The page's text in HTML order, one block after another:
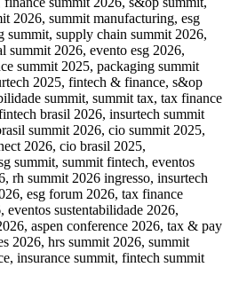
2026, summit manufacturing, esg
summit, supply chain summit 2026,
summit 2026, evento esg 2026,
summit 2025, packaging summit
2025, fintech & finance, s&op
summit, summit tax, tax finance
brasil 2026, insurtech summit
summit 2026, cio summit 2025,
2026, cio brasil 2025,
summit, summit fintech, eventos
rh summit 2026 ingresso, insurtech
esg forum 2026, tax finance
sustentabilidade 2026,
aspen conference 2026, tax & pay
2026, hrs summit 2026, summit
insurance summit, fintech summit